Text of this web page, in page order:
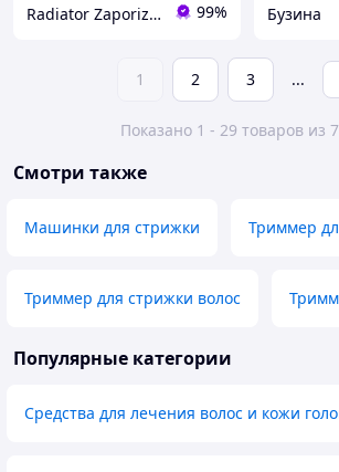
Radiator Zaporizhzhya 99% Бузина
1 2 3 ...
Показано 1 - 29 товаров из
Смотри также
Машинки для стрижки Триммер
Триммер для стрижки волос
Популярные категории
Средства для лечения волос и кожи